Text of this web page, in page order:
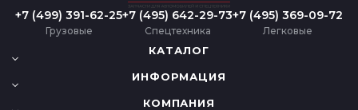
+7 (499) 391-62-25
Грузовые
+7 (495) 642-29-73
Спецтехника
+7 (495) 369-09-72
Легковые
КАТАЛОГ
ИНФОРМАЦИЯ
КОМПАНИЯ